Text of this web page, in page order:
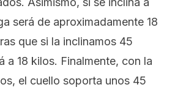
será de aproximadamente 18
que si la inclinamos 45
a 18 kilos. Finalmente, con la
el cuello soporta unos 45